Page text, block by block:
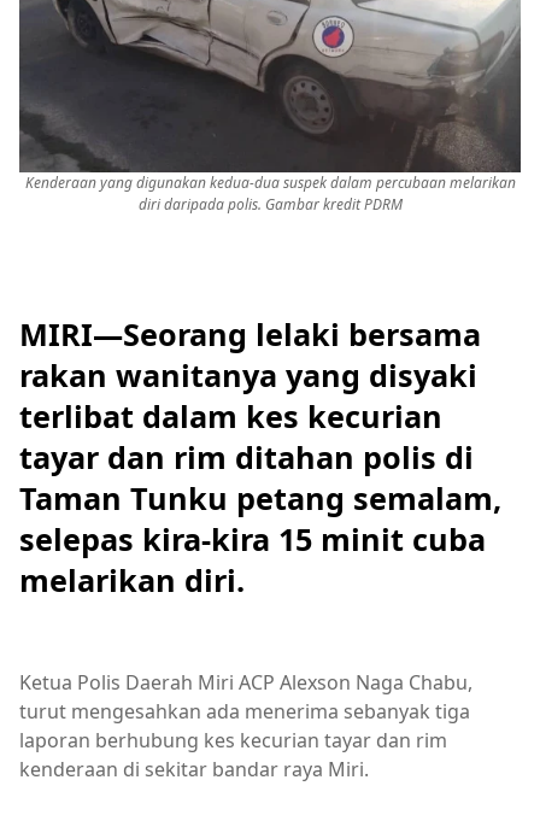
Kenderaan yang digunakan kedua-dua suspek dalam percubaan melarikan
diri daripada polis. Gambar kredit PDRM
MIRI—Seorang lelaki bersama
rakan wanitanya yang disyaki
terlibat dalam kes kecurian
tayar dan rim ditahan polis di
Taman Tunku petang semalam,
selepas kira-kira 15 minit cuba
melarikan diri.
Ketua Polis Daerah Miri ACP Alexson Naga Chabu,
turut mengesahkan ada menerima sebanyak tiga
laporan berhubung kes kecurian tayar dan rim
kenderaan di sekitar bandar raya Miri.